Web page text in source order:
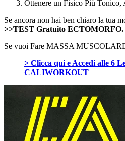
Ottenere un Fisico Più
Se ancora non hai ben chiaro la tua
>>TEST Gratuito ECTOMORFO.
Se vuoi Fare MASSA
> Clicca qui e Accedi alle 6
CALIWORKOUT